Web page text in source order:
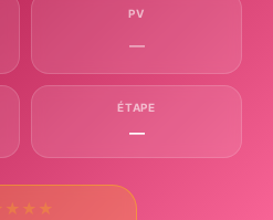
PV
—
ÉTAPE
—
★ ★ ★